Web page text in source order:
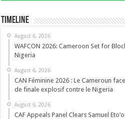
Timeline
August 6, 2026
WAFCON 2026: Cameroon Set for
Nigeria
August 6, 2026
CAN Féminine 2026 : Le Cameroun
de finale explosif contre le Nigeria
August 6, 2026
CAF Appeals Panel Clears Samuel